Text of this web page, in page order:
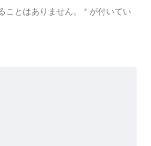
ことはありません。 * が付いてい